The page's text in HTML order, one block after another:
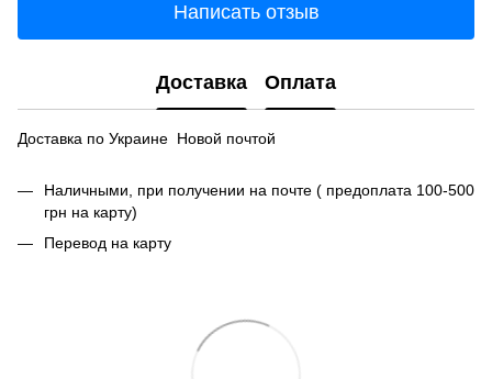
Написать отзыв
Доставка Оплата
Доставка по Украине Новой почтой
Наличными, при получении на почте ( предоплата 100-500
грн на карту)
Перевод на карту